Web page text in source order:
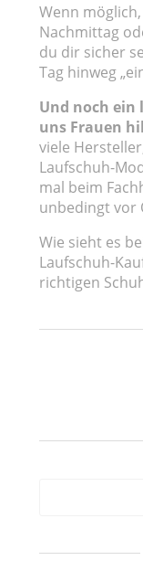
Wenn
Nachmittag
du dir sicher
Tag hinweg
Und noch ein
uns Frauen
viele
Laufschuh-
mal beim
unbedingt vor
Wie sieht es
Laufschuh-
richtigen